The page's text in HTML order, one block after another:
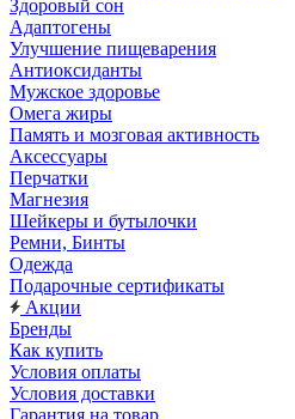
Здоровый сон
Адаптогены
Улучшение пищеварения
Антиоксиданты
Мужское здоровье
Омега жиры
Память и мозговая активность
Аксессуары
Перчатки
Магнезия
Шейкеры и бутылочки
Ремни, Бинты
Одежда
Подарочные сертификаты
Акции
Бренды
Как купить
Условия оплаты
Условия доставки
Гарантия на товар